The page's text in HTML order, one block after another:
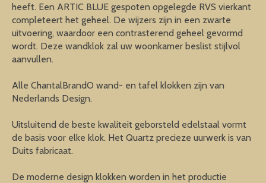
heeft. Een ARTIC BLUE gespoten opgelegde RVS vierkant
completeert het geheel. De wijzers zijn in een zwarte
uitvoering, waardoor een contrasterend geheel gevormd
wordt. Deze wandklok zal uw woonkamer beslist stijlvol
aanvullen.
Alle ChantalBrandO wand- en tafel klokken zijn van
Nederlands Design.
Uitsluitend de beste kwaliteit geborsteld edelstaal vormt
de basis voor elke klok. Het Quartz precieze uurwerk is van
Duits fabricaat.
De moderne design klokken worden in het productie